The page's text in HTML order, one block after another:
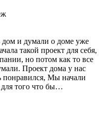
дом и думали о доме уже
такой проект для себя,
но потом как то все
Проект дома у нас
понравился, Мы начали
того что бы…